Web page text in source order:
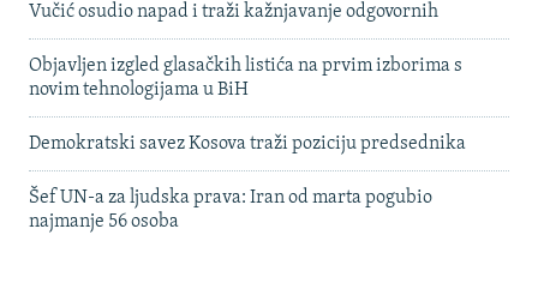
Vučić osudio napad i traži kažnjavanje odgovornih
Objavljen izgled glasačkih listića na prvim izborima s
novim tehnologijama u BiH
Demokratski savez Kosova traži poziciju predsednika
Šef UN-a za ljudska prava: Iran od marta pogubio
najmanje 56 osoba